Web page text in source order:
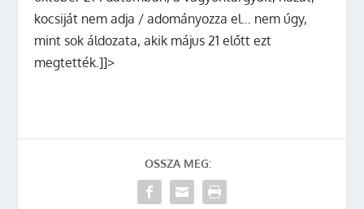
kocsiját nem adja / adományozza el… nem úgy,
mint sok áldozata, akik május 21 előtt ezt
megtették.]]>
OSSZA MEG: